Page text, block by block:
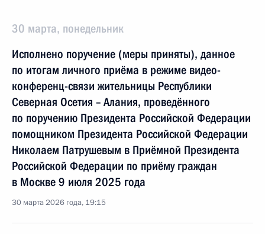
30 марта, понедельник
Исполнено поручение (меры приняты), данное
по итогам личного приёма в режиме видео-
конференц-связи жительницы Республики
Северная Осетия – Алания, проведённого
по поручению Президента Российской Федерации
помощником Президента Российской Федерации
Николаем Патрушевым в Приёмной Президента
Российской Федерации по приёму граждан
в Москве 9 июля 2025 года
30 марта 2026 года, 19:15